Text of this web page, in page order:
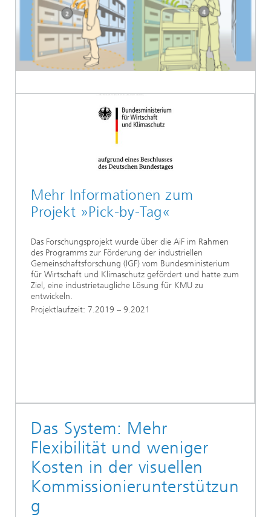
Mehr Informationen zum
Projekt »Pick-by-Tag«
Das Forschungsprojekt wurde über die AiF im Rahmen
des Programms zur Förderung der industriellen
Gemeinschaftsforschung (IGF) vom Bundesministerium
für Wirtschaft und Klimaschutz gefördert und hatte zum
Ziel, eine industrietaugliche Lösung für KMU zu
entwickeln.
Projektlaufzeit: 7.2019 – 9.2021
Das System: Mehr
Flexibilität und weniger
Kosten in der visuellen
Kommissionierunterstützun
g